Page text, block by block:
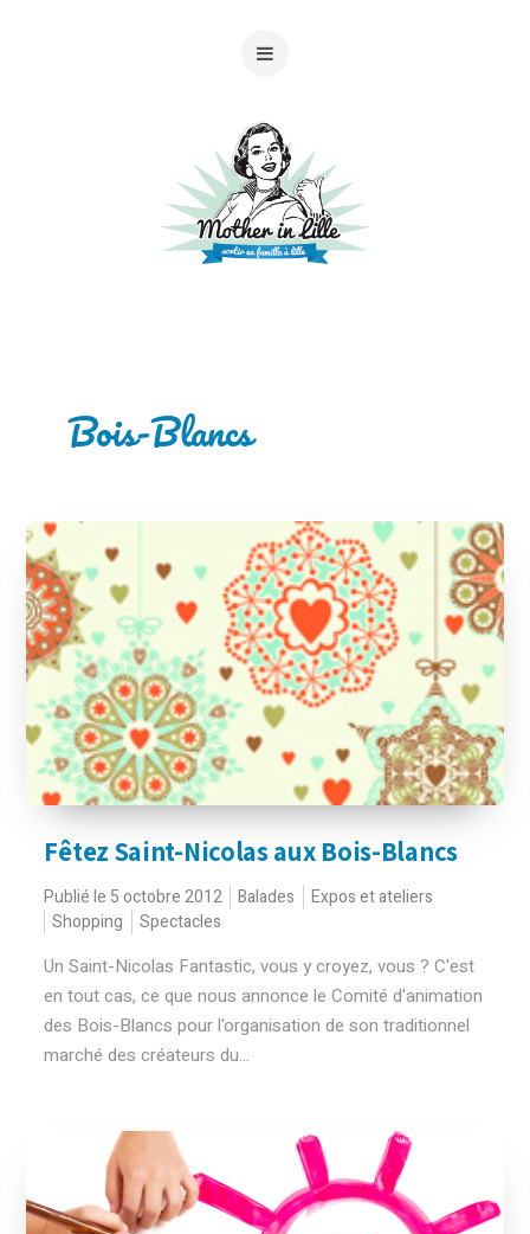
Bois-Blancs
Fêtez Saint-Nicolas aux Bois-Blancs
Publié le 5 octobre 2012 Balades
Expos et ateliers
Shopping
Spectacles
Un Saint-Nicolas Fantastic, vous y croyez, vous ? C'est
en tout cas, ce que nous annonce le Comité d'animation
des Bois-Blancs pour l'organisation de son traditionnel
marché des créateurs du...